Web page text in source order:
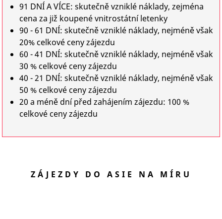
91 DNÍ A VÍCE: skutečně vzniklé náklady, zejména
cena za již koupené vnitrostátní letenky
90 - 61 DNÍ: skutečně vzniklé náklady, nejméně však
20% celkové ceny zájezdu
60 - 41 DNÍ: skutečně vzniklé náklady, nejméně však
30 % celkové ceny zájezdu
40 - 21 DNÍ: skutečně vzniklé náklady, nejméně však
50 % celkové ceny zájezdu
20 a méně dní před zahájením zájezdu: 100 %
celkové ceny zájezdu
ZÁJEZDY DO ASIE NA MÍRU